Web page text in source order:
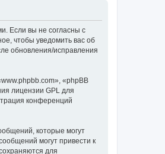
Если вы не согласны с
чтобы уведомить вас об
обновления/исправления
«phpBB
лицензии GPL для
конференций
которые могут
могут привести к
для